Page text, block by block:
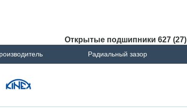
Открытые подшипники 627
Радиальный зазор